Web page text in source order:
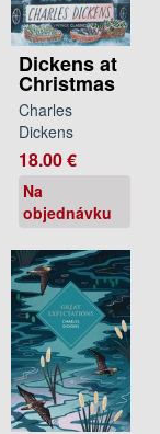
Dickens at
Christmas
Charles
Dickens
18.00 €
Na
objednávku